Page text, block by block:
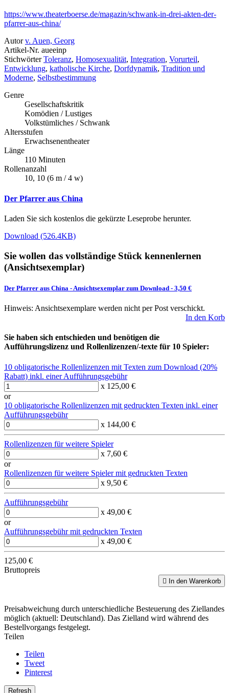
https://www.theaterboerse.de/magazin/schwank-in-drei-akten-der-
pfarrer-aus-china/
Autor v. Auen, Georg
Artikel-Nr. aueeinp
Stichwörter Toleranz, Homosexualität, Integration, Vorurteil,
Entwicklung, katholische Kirche, Dorfdynamik, Tradition und
Moderne, Selbstbestimmung
Genre
Gesellschaftskritik
Komödien / Lustiges
Volkstümliches / Schwank
Altersstufen
Erwachsenentheater
Länge
110 Minuten
Rollenanzahl
10, 10 (6 m / 4 w)
Der Pfarrer aus China
Laden Sie sich kostenlos die gekürzte Leseprobe herunter.
Download (526.4KB)
Sie wollen das vollständige Stück kennenlernen
(Ansichtsexemplar)
Der Pfarrer aus China - Ansichtsexemplar zum Download - 3,50 €
Hinweis: Ansichtsexemplare werden nicht per Post verschickt.
In den Korb
Sie haben sich entschieden und benötigen die
Aufführungslizenz und Rollenlizenzen/-texte für 10 Spieler:
10 obligatorische Rollenlizenzen mit Texten zum Download (20%
Rabatt) inkl. einer Aufführungsgebühr
x 125,00 €
or
10 obligatorische Rollenlizenzen mit gedruckten Texten inkl. einer
Aufführungsgebühr
x 144,00 €
Rollenlizenzen für weitere Spieler
x 7,60 €
or
Rollenlizenzen für weitere Spieler mit gedruckten Texten
x 9,50 €
Aufführungsgebühr
x 49,00 €
or
Aufführungsgebühr mit gedruckten Texten
x 49,00 €
125,00 €
Bruttopreis
 In den Warenkorb
Preisabweichung durch unterschiedliche Besteuerung des Ziellandes
möglich (aktuell: Deutschland). Das Zielland wird während des
Bestellvorgangs festgelegt.
Teilen
Teilen
Tweet
Pinterest